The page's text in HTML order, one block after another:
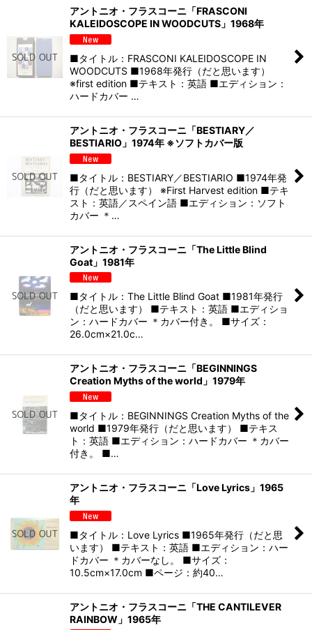
アントニオ・フラスコーニ「FRASCONI
KALEIDOSCOPE IN WOODCUTS」1968年
■タイトル：FRASCONI KALEIDOSCOPE IN
WOODCUTS ■1968年発行（だと思います）
※first edition ■テキスト：英語 ■エディション：
ハードカバー …
アントニオ・フラスコーニ「BESTIARY／
BESTIARIO」1974年 ※ソフトカバー版
■タイトル：BESTIARY／BESTIARIO ■1974年発
行（だと思います） ※First Harvest edition ■テキ
スト：英語／スペイン語 ■エディション：ソフト
カバー ＊…
アントニオ・フラスコーニ「The Little Blind
Goat」1981年
■タイトル：The Little Blind Goat ■1981年発行
（だと思います） ■テキスト：英語 ■エディショ
ン：ハードカバー ＊カバー付き。 ■サイズ：
26.0cm×21.0c…
アントニオ・フラスコーニ「BEGINNINGS
Creation Myths of the world」1979年
■タイトル：BEGINNINGS Creation Myths of the
world ■1979年発行（だと思います） ■テキス
ト：英語 ■エディション：ハードカバー ＊カバー
付き。 ■…
アントニオ・フラスコーニ「Love Lyrics」1965
年
■タイトル：Love Lyrics ■1965年発行（だと思
います） ■テキスト：英語 ■エディション：ハー
ドカバー ＊カバーなし。 ■サイズ：
10.5cm×17.0cm ■ページ：約40…
アントニオ・フラスコーニ「THE CANTILEVER
RAINBOW」1965年